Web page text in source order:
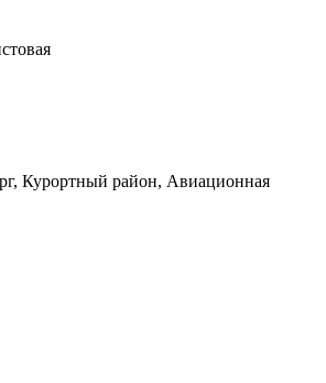
Курортный район, Авиационная